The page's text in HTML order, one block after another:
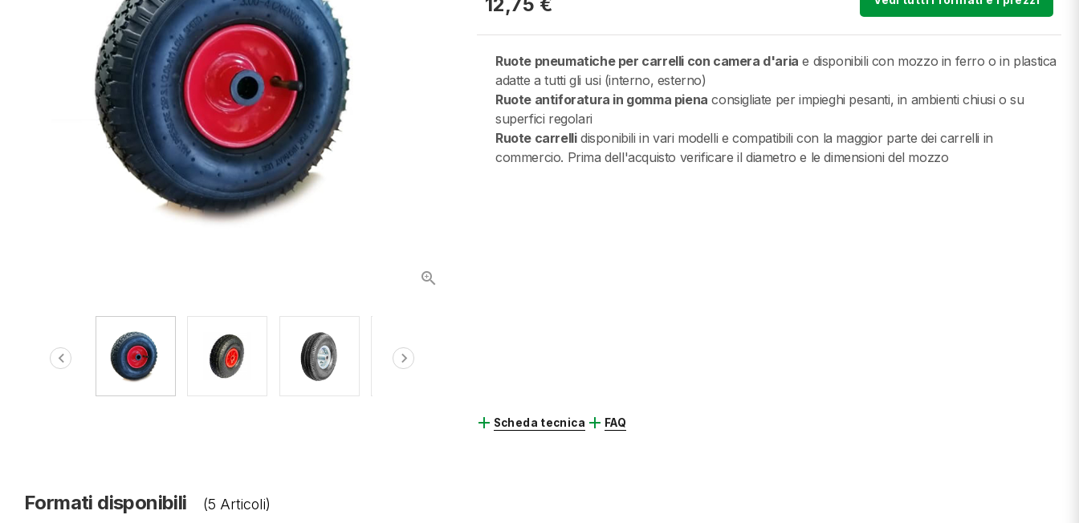

chevron_left chevron_right
Ruote pneumatiche per carrelli con camera d'aria e disponibili con mozzo in ferro o in plastica
adatte a tutti gli usi (interno, esterno)
Ruote antiforatura in gomma piena consigliate per impieghi pesanti, in ambienti chiusi o su
superfici regolari
Ruote carrellidisponibili in vari modelli e compatibili con la maggior parte dei carrelli in
commercio. Prima dell'acquisto verificare il diametro e le dimensioni del mozzo
add Scheda tecnica add FAQ
Formati disponibili (5 Articoli)